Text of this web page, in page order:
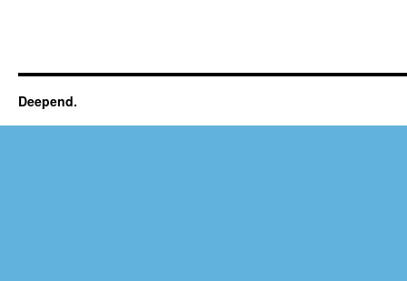
Deepend.